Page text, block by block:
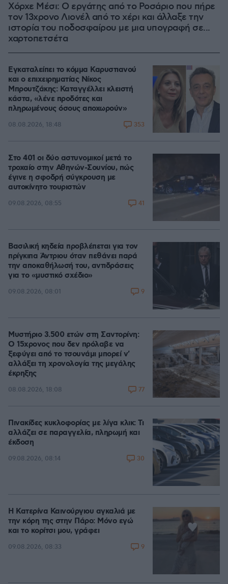
Χόρχε Μέσι: Ο εργάτης από το Ροσάριο που πήρε
τον 13χρονο Λιονέλ από το χέρι και άλλαξε την
ιστορία του ποδοσφαίρου με μια υπογραφή σε...
χαρτοπετσέτα
Εγκαταλείπει το κόμμα Καρυστιανού
και ο επιχειρηματίας Νίκος
Μπρουτζάκης: Καταγγέλλει κλειστή
κάστα, «λένε προδότες και
πληρωμένους όσους αποχωρούν»
08.08.2026, 18:48 353
Στο 401 οι δύο αστυνομικοί μετά το
τροχαίο στην Αθηνών-Σουνίου, πώς
έγινε η σφοδρή σύγκρουση με
αυτοκίνητο τουριστών
09.08.2026, 08:55 41
Βασιλική κηδεία προβλέπεται για τον
πρίγκιπα Άντριου όταν πεθάνει παρά
την αποκαθήλωσή του, αντιδράσεις
για το «μυστικό σχέδιο»
09.08.2026, 08:01 9
Μυστήριο 3.500 ετών στη Σαντορίνη:
Ο 15χρονος που δεν πρόλαβε να
ξεφύγει από το τσουνάμι μπορεί ν'
αλλάξει τη χρονολογία της μεγάλης
έκρηξης
08.08.2026, 18:08 77
Πινακίδες κυκλοφορίας με λίγα κλικ: Τι
αλλάζει σε παραγγελία, πληρωμή και
έκδοση
09.08.2026, 08:14 30
Η Κατερίνα Καινούργιου αγκαλιά με
την κόρη της στην Πάρο: Μόνο εγώ
και το κορίτσι μου, γράφει
09.08.2026, 08:33 9